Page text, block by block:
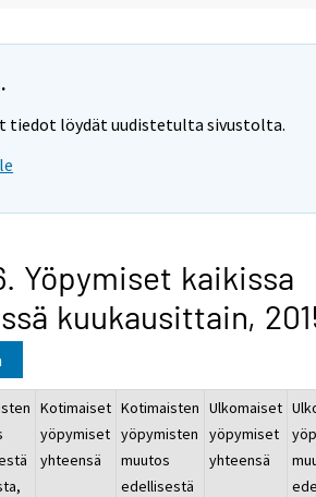
tiedot löydät uudistetulta sivustolta.
Yöpymiset kaikissa
kuukausittain,
Kotimaiset
yöpymiset
yhteensä
Kotimaisten
yöpymisten
muutos
edellisestä
Ulkomaiset
yöpymiset
yhteensä